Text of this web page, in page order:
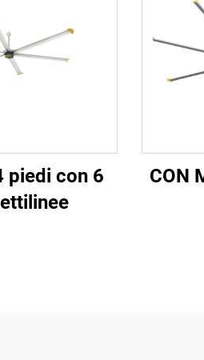
piedi con 6
CON